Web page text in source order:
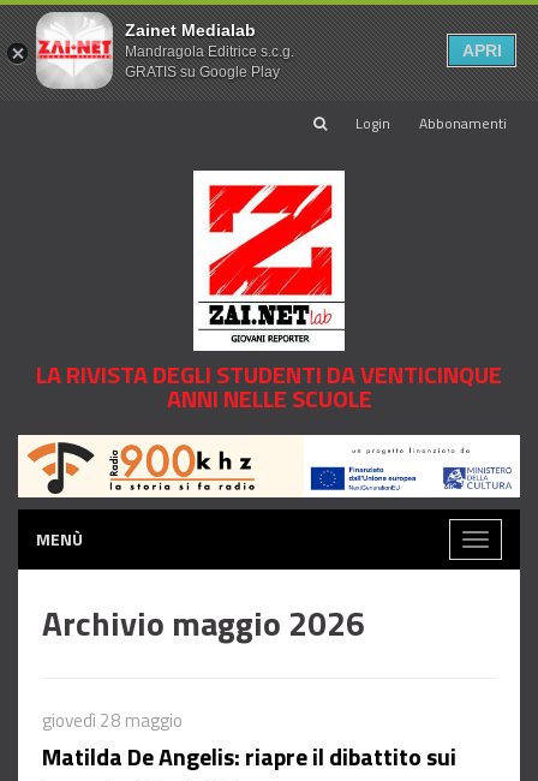
Login Abbonamenti
LA RIVISTA DEGLI STUDENTI DA VENTICINQUE
ANNI NELLE SCUOLE
MENÙ
Toggle
Archivio maggio 2026
giovedì 28 maggio
Matilda De Angelis: riapre il dibattito sui
Zainet Medialab
Mandragola Editrice s.c.g.
GRATIS su Google Play
APRI